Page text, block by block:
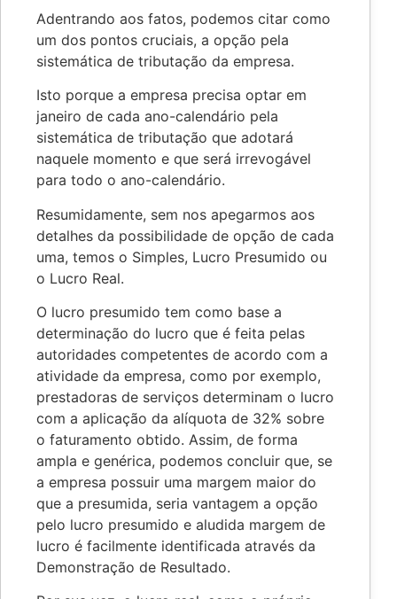
Adentrando aos fatos, podemos citar como
um dos pontos cruciais, a opção pela
sistemática de tributação da empresa.
Isto porque a empresa precisa optar em
janeiro de cada ano-calendário pela
sistemática de tributação que adotará
naquele momento e que será irrevogável
para todo o ano-calendário.
Resumidamente, sem nos apegarmos aos
detalhes da possibilidade de opção de cada
uma, temos o Simples, Lucro Presumido ou
o Lucro Real.
O lucro presumido tem como base a
determinação do lucro que é feita pelas
autoridades competentes de acordo com a
atividade da empresa, como por exemplo,
prestadoras de serviços determinam o lucro
com a aplicação da alíquota de 32% sobre
o faturamento obtido. Assim, de forma
ampla e genérica, podemos concluir que, se
a empresa possuir uma margem maior do
que a presumida, seria vantagem a opção
pelo lucro presumido e aludida margem de
lucro é facilmente identificada através da
Demonstração de Resultado.